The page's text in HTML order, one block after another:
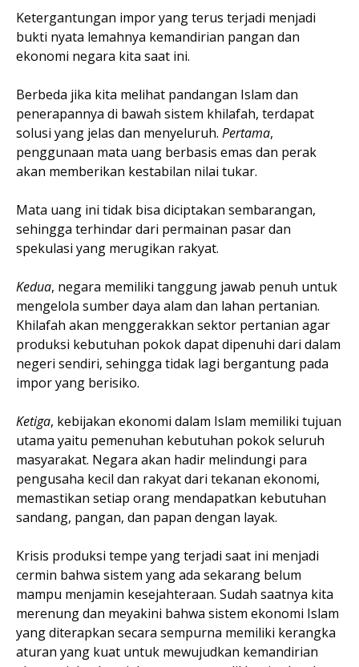
Ketergantungan impor yang terus terjadi menjadi
bukti nyata lemahnya kemandirian pangan dan
ekonomi negara kita saat ini.
Berbeda jika kita melihat pandangan Islam dan
penerapannya di bawah sistem khilafah, terdapat
solusi yang jelas dan menyeluruh. Pertama,
penggunaan mata uang berbasis emas dan perak
akan memberikan kestabilan nilai tukar.
Mata uang ini tidak bisa diciptakan sembarangan,
sehingga terhindar dari permainan pasar dan
spekulasi yang merugikan rakyat.
Kedua, negara memiliki tanggung jawab penuh untuk
mengelola sumber daya alam dan lahan pertanian.
Khilafah akan menggerakkan sektor pertanian agar
produksi kebutuhan pokok dapat dipenuhi dari dalam
negeri sendiri, sehingga tidak lagi bergantung pada
impor yang berisiko.
Ketiga, kebijakan ekonomi dalam Islam memiliki tujuan
utama yaitu pemenuhan kebutuhan pokok seluruh
masyarakat. Negara akan hadir melindungi para
pengusaha kecil dan rakyat dari tekanan ekonomi,
memastikan setiap orang mendapatkan kebutuhan
sandang, pangan, dan papan dengan layak.
Krisis produksi tempe yang terjadi saat ini menjadi
cermin bahwa sistem yang ada sekarang belum
mampu menjamin kesejahteraan. Sudah saatnya kita
merenung dan meyakini bahwa sistem ekonomi Islam
yang diterapkan secara sempurna memiliki kerangka
aturan yang kuat untuk mewujudkan kemandirian